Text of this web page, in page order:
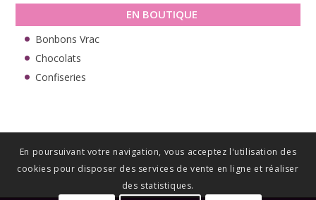
EN BOUTIQUE
Bonbons Vrac
Chocolats
Confiseries
En poursuivant votre navigation, vous acceptez l'utilisation des
cookies pour disposer des services de vente en ligne et réaliser
des statistiques.